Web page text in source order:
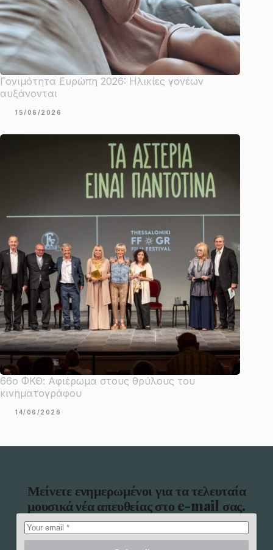
Γονιμότητα Ευρώπη 2026: Ηλικίες γονέων
αυξάνονται
15/06/2026
66ο ΦΚΘ: Αφιέρωμα στους θρύλους του
κινηματογράφου
14/06/2026
Μείνετε ενημερωμένοι για τα τελευταία
μουσικά νέα απευθείας στο e-mail σας.